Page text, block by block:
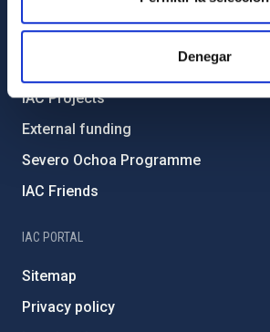
Denegar
Gender equality and diversity
Environment and Sustainability
IAC Projects
External funding
Severo Ochoa Programme
IAC Friends
IAC PORTAL
Sitemap
Privacy policy